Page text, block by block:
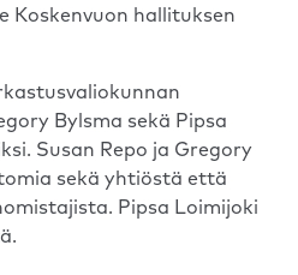
Koskenvuon hallituksen
Bylsma sekä Pipsa
Susan Repo ja Gregory
sekä yhtiöstä että
Pipsa Loimijoki